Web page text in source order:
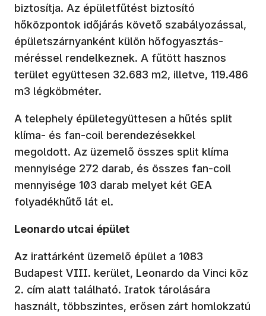
biztosítja. Az épületfűtést biztosító
hőközpontok időjárás követő szabályozással,
épületszárnyanként külön hőfogyasztás-
méréssel rendelkeznek. A fűtött hasznos
terület együttesen 32.683 m2, illetve, 119.486
m3 légköbméter.
A telephely épületegyüttesen a hűtés split
klíma- és fan-coil berendezésekkel
megoldott. Az üzemelő összes split klíma
mennyisége 272 darab, és összes fan-coil
mennyisége 103 darab melyet két GEA
folyadékhűtő lát el.
Leonardo utcai épület
Az irattárként üzemelő épület a 1083
Budapest VIII. kerület, Leonardo da Vinci köz
2. cím alatt található. Iratok tárolására
használt, többszintes, erősen zárt homlokzatú